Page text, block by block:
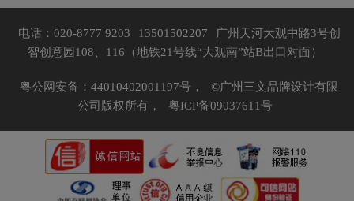
电话：020-8777 9203 13501502207
广州天河大观中路3号创
智创意园108、116（地铁21号线“大观南”站B出口对面）
粤公网安备：44010402001197号，
©广州三文品牌设计有限
公司版权所有，
粤ICP备09037611号